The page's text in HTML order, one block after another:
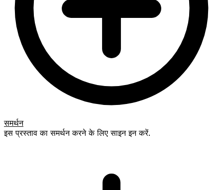
समर्थन
इस प्रस्ताव का समर्थन करने के लिए साइन इन करें.